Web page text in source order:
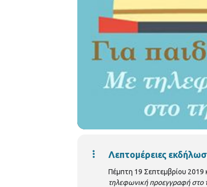
Λεπτομέρειες
Πέμπτη 19 Σεπτεμβρίου 2019
τηλεφωνική προεγγραφή στο